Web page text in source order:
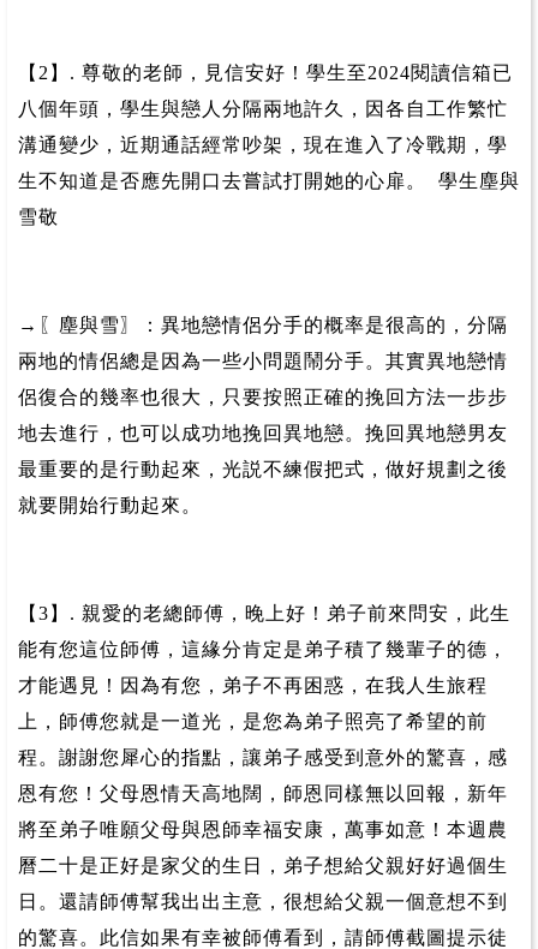
【2】. 尊敬的老師，見信安好！學生至2024閱讀信箱已
八個年頭，學生與戀人分隔兩地許久，因各自工作繁忙
溝通變少，近期通話經常吵架，現在進入了冷戰期，學
生不知道是否應先開口去嘗試打開她的心扉。 學生塵與
雪敬
→〖塵與雪〗：異地戀情侶分手的概率是很高的，分隔
兩地的情侶總是因為一些小問題鬧分手。其實異地戀情
侶復合的幾率也很大，只要按照正確的挽回方法一步步
地去進行，也可以成功地挽回異地戀。挽回異地戀男友
最重要的是行動起來，光説不練假把式，做好規劃之後
就要開始行動起來。
【3】. 親愛的老總師傅，晚上好！弟子前來問安，此生
能有您這位師傅，這緣分肯定是弟子積了幾輩子的德，
才能遇見！因為有您，弟子不再困惑，在我人生旅程
上，師傅您就是一道光，是您為弟子照亮了希望的前
程。謝謝您犀心的指點，讓弟子感受到意外的驚喜，感
恩有您！父母恩情天高地闊，師恩同樣無以回報，新年
將至弟子唯願父母與恩師幸福安康，萬事如意！本週農
曆二十是正好是家父的生日，弟子想給父親好好過個生
日。還請師傅幫我出出主意，很想給父親一個意想不到
的驚喜。此信如果有幸被師傅看到，請師傅截圖提示徒